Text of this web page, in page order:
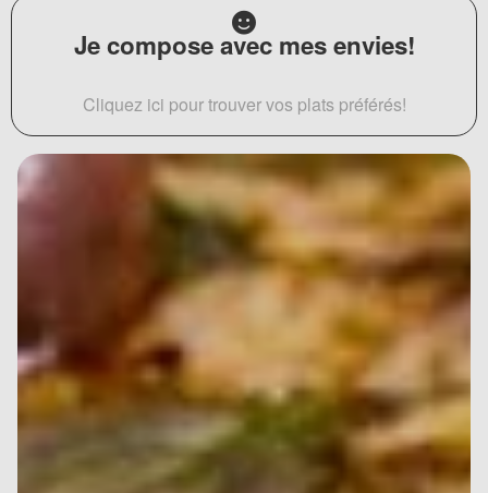
Je compose avec mes envies!
Cliquez ici pour trouver vos plats préférés!